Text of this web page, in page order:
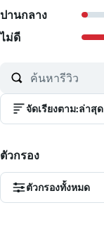
ปานกลาง
ไม่ดี
จัดเรียงตาม:ล่าสุด
ตัวกรอง
ตัวกรองทั้งหมด